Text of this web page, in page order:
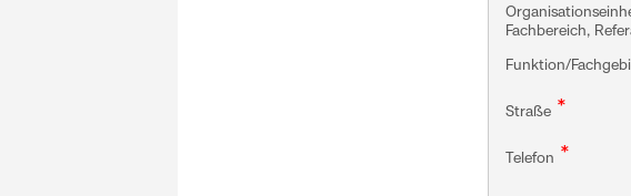
Fachbereich,
Funktion/
Straße *
Telefon *